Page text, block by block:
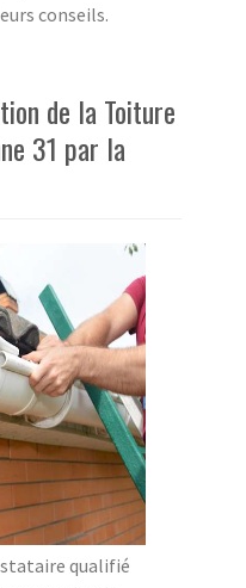
conseils.
de la Toiture
31 par la
qualifié